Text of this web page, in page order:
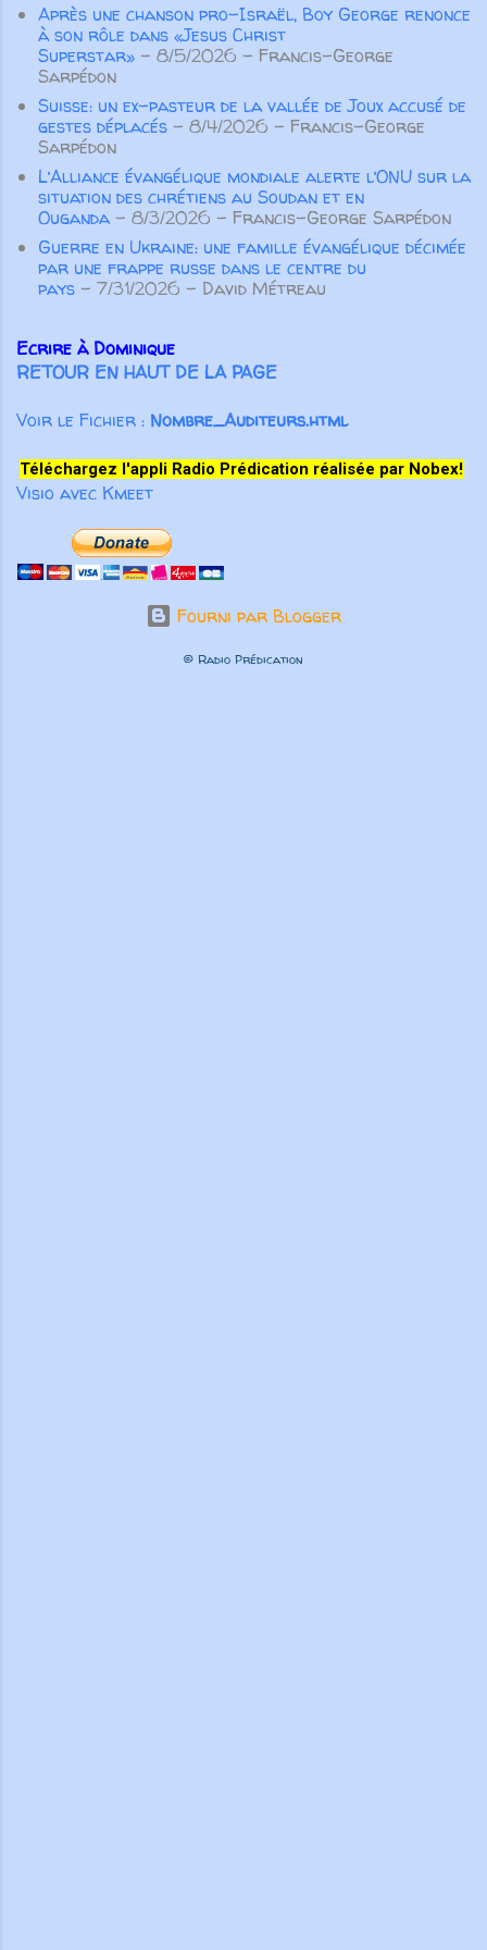
trône royal, il écrira pour lui, dans un
livre, un double de cette loi… Il devra
de sa vie, afin d’apprendre à
craindre le Seigneur, son Dieu, et à
Après une chanson pro-Israël, Boy George renonce
à son rôle dans «Jesus Christ
Superstar» - 8/5/2026 - Francis-George
Sarpédon
Suisse: un ex-pasteur de la vallée de Joux accusé de
gestes déplacés - 8/4/2026 - Francis-George
Sarpédon
L’Alliance évangélique mondiale alerte l’ONU sur la
situation des chrétiens au Soudan et en
Ouganda - 8/3/2026 - Francis-George Sarpédon
Guerre en Ukraine: une famille évangélique décimée
par une frappe russe dans le centre du
pays - 7/31/2026 - David Métreau
Ecrire à Dominique
RETOUR EN HAUT DE LA PAGE
Voir le Fichier : Nombre_Auditeurs.html
Téléchargez l'appli Radio Prédication réalisée par Nobex!
Visio avec Kmeet
Fourni par Blogger
© Radio Prédication